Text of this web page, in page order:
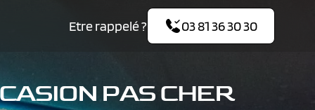
Etre rappelé ? 03 81 36 30 30
PAS CHER